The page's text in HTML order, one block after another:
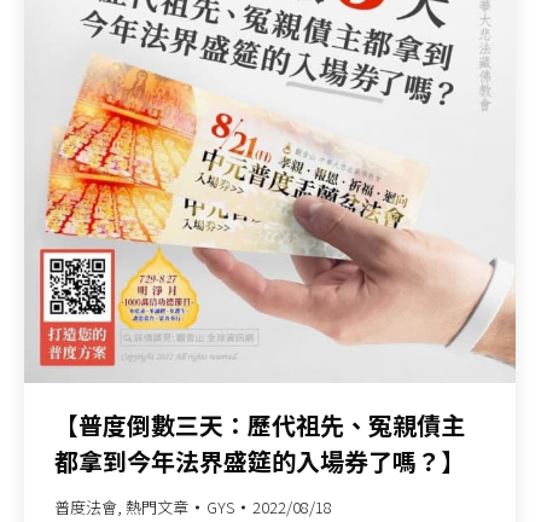
【普度倒數三天：歷代祖先、冤親債主
都拿到今年法界盛筵的入場券了嗎？】
普度法會, 熱門文章 GYS 2022/08/18